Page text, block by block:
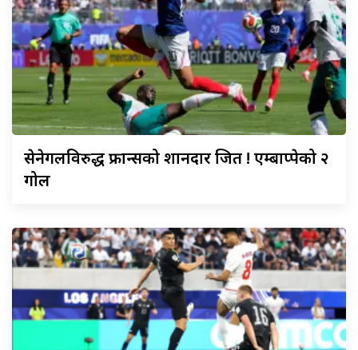
सेनेगलविरुद्धफ्रान्सको शानदार जित ! एम्बाप्पेको २
गोल